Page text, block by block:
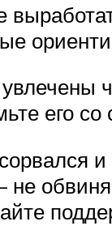
его
и
не